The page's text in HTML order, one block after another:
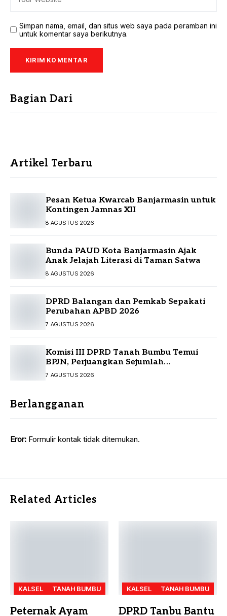
Simpan nama, email, dan situs web saya pada peramban ini
untuk komentar saya berikutnya.
Bagian Dari
Artikel Terbaru
Pesan Ketua Kwarcab Banjarmasin untuk
Kontingen Jamnas XII
8 AGUSTUS 2026
Bunda PAUD Kota Banjarmasin Ajak
Anak Jelajah Literasi di Taman Satwa
8 AGUSTUS 2026
DPRD Balangan dan Pemkab Sepakati
Perubahan APBD 2026
7 AGUSTUS 2026
Komisi III DPRD Tanah Bumbu Temui
BPJN, Perjuangkan Sejumlah
Infrastruktur Strategis
7 AGUSTUS 2026
Berlangganan
Eror: Formulir kontak tidak ditemukan.
Related Articles
KALSEL TANAH BUMBU
Peternak Ayam
KALSEL TANAH BUMBU
DPRD Tanbu Bantu